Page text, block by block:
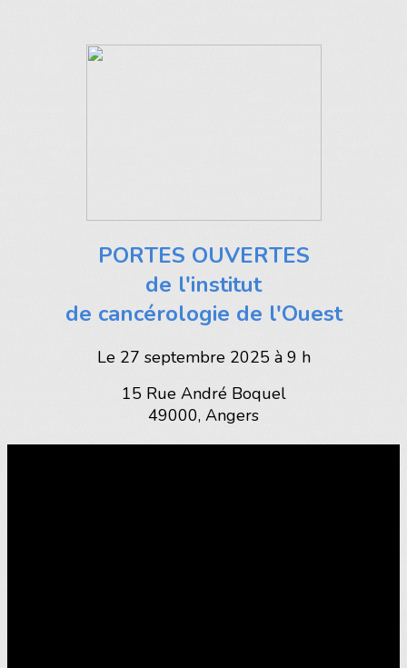
PORTES OUVERTES
de l'institut
de cancérologie de l'Ouest
Le 27 septembre 2025 à 9 h
15 Rue André Boquel
49000, Angers